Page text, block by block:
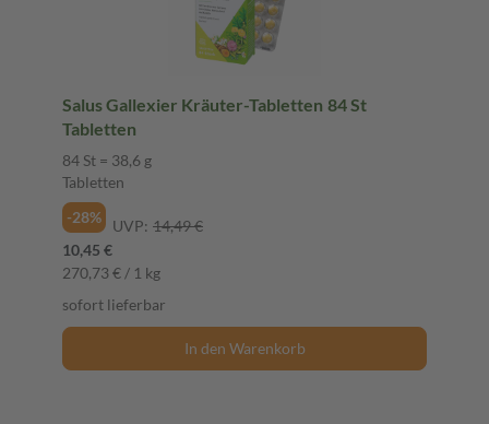
Salus Gallexier Kräuter-Tabletten 84 St
Tabletten
84 St = 38,6 g
Tabletten
-28%
UVP: 14,49 €
10,45 €
270,73 € / 1 kg
sofort lieferbar
In den Warenkorb